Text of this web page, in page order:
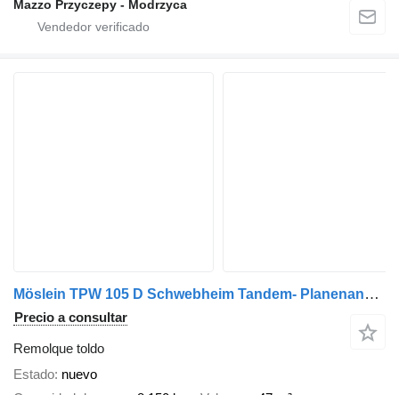
Mazzo Przyczepy - Modrzyca
Möslein TPW 105 D Schwebheim Tandem- Planenanhänger Durchladen
Precio a consultar
Remolque toldo
Estado nuevo